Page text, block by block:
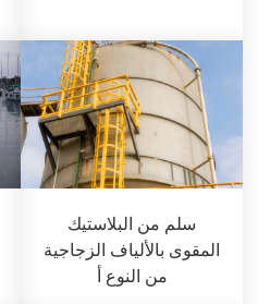
سلم من البلاستيك
المقوى بالألياف الزجاجية
من النوع أ